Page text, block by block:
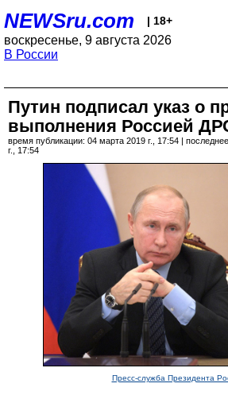
NEWSru.com | 18+
воскресенье, 9 августа 2026
В России
Путин подписал указ о
выполнения Россией
время публикации: 04 марта 2019 г., 17:54 |
г., 17:54
Пресс-служба Президента